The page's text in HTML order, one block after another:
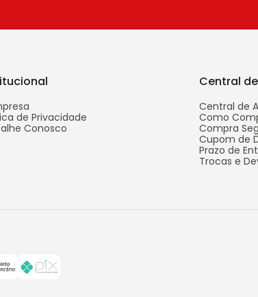
de Privacidade
Conosco
Central
Central de
Como
Compra
Cupom de
Prazo de
Trocas e